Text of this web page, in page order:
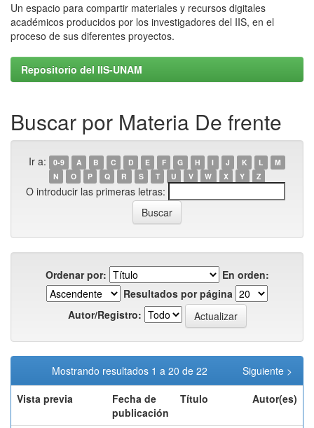
Un espacio para compartir materiales y recursos digitales
académicos producidos por los investigadores del IIS, en el
proceso de sus diferentes proyectos.
Repositorio del IIS-UNAM
Buscar por Materia De frente
Ir a: 0-9 A B C D E F G H I J K L
M
N
O P Q R S T U V W X Y Z
O introducir las primeras letras:
Ordenar por:
En orden:
Resultados por página
Autor/Registro:
Mostrando resultados 1 a 20 de 22
Siguiente >
Vista previa
Fecha de
publicación
Título Autor(es)